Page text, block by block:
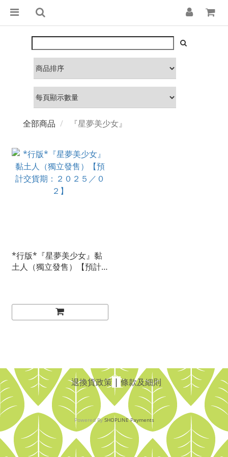
全部商品 『星夢美少女』
*行版*『星夢美少女』黏
土人（獨立發售）【預計
退換貨政策| 條款及細則
Powered BySHOPLINE Payments